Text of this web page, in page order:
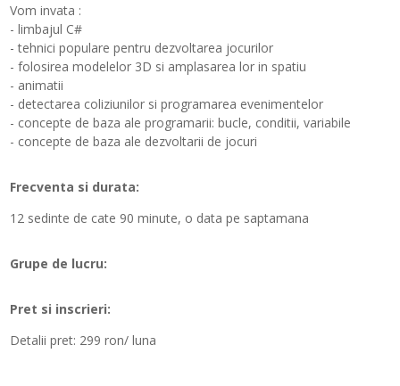
Vom invata :
- limbajul C#
- tehnici populare pentru dezvoltarea jocurilor
- folosirea modelelor 3D si amplasarea lor in spatiu
- animatii
- detectarea coliziunilor si programarea evenimentelor
- concepte de baza ale programarii: bucle, conditii, variabile
- concepte de baza ale dezvoltarii de jocuri
Frecventa si durata:
12 sedinte de cate 90 minute, o data pe saptamana
Grupe de lucru:
Pret si inscrieri:
Detalii pret: 299 ron/ luna